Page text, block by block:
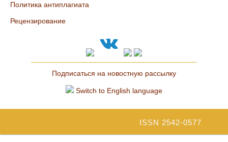
Политика антиплагиата
Рецензирование
Подписаться на новостную рассылку
Switch to English language
ISSN 2542-0577